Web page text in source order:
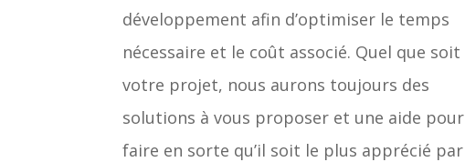
développement afin d’optimiser le temps
nécessaire et le coût associé. Quel que soit
votre projet, nous aurons toujours des
solutions à vous proposer et une aide pour
faire en sorte qu’il soit le plus apprécié par